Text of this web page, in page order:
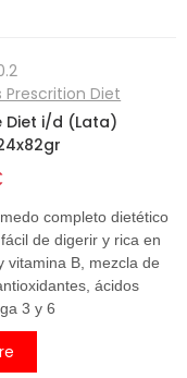
Prescrition Diet
Diet i/d (Lata)
completo dietético
de digerir y rica en
vitamina B, mezcla de
ácidos
3 y 6